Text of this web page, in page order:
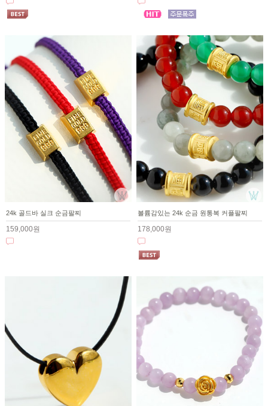
24k 골드바 실크 순금팔찌
159,000원
볼륨감있는 24k 순금 원통복 커플팔찌
178,000원